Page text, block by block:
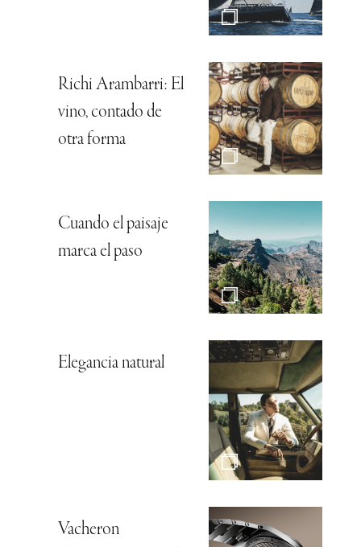
Richi Arambarri: El
vino, contado de
otra forma
Cuando el paisaje
marca el paso
Elegancia natural
Vacheron